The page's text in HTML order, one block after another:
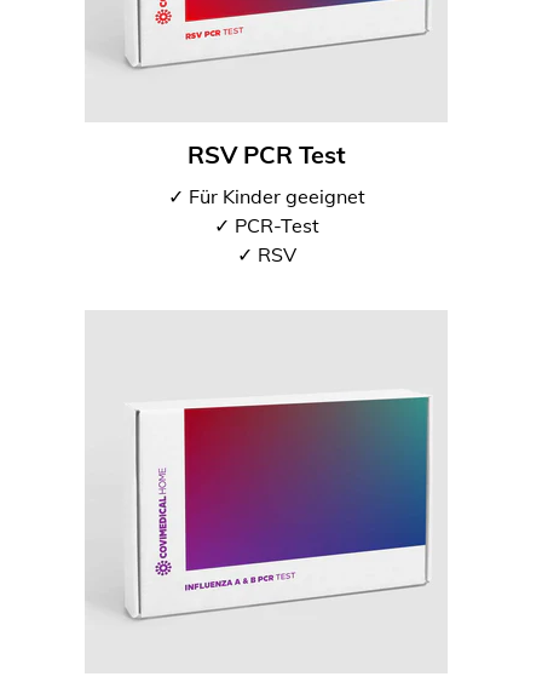
RSV PCR Test
✓ Für Kinder geeignet
✓ PCR-Test
✓ RSV